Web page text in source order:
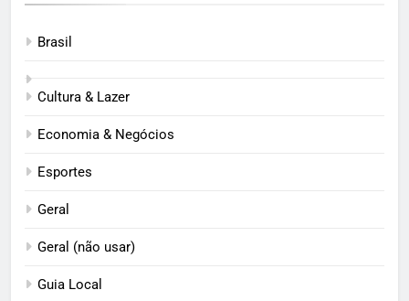
Brasil
Cultura & Lazer
Economia & Negócios
Esportes
Geral
Geral (não usar)
Guia Local